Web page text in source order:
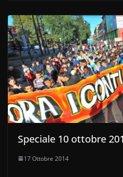
Speciale 10 ottobre
17 Ottobre 2014